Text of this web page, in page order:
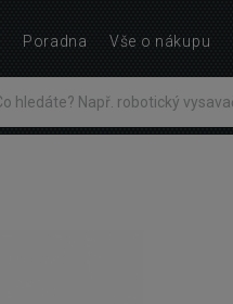
Poradna Vše o nákupu